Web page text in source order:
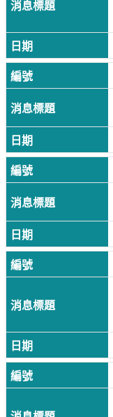
見
信
箱
常
問
題
English
RSS
閱
政
府
網
站
資
料
開
宣